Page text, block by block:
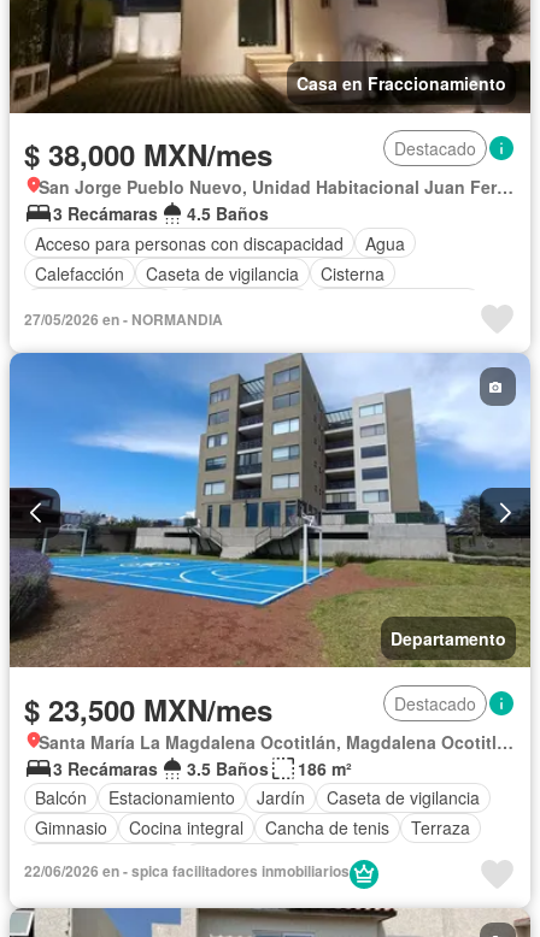
Casa en Fraccionamiento
$ 38,000 MXN/mes
Destacado
San Jorge Pueblo Nuevo, Unidad Habitacional Juan Fernández Albarrán
3 Recámaras
4.5 Baños
Acceso para personas con discapacidad
Agua
Calefacción
Caseta de vigilancia
Cisterna
Cuarto de servicio
Electricidad
Recámara con closet
Sala polivalente
Terraza Zonas verdes
Permite mascotas
Permite niños
27/05/2026 en - NORMANDIA
Departamento
$ 23,500 MXN/mes
Destacado
Santa María La Magdalena Ocotitlán, Magdalena Ocotitlán
3 Recámaras
3.5 Baños
186 m²
Balcón
Estacionamiento Jardín
Caseta de vigilancia
Gimnasio
Cocina integral Cancha de tenis
Terraza
22/06/2026 en - spica facilitadores inmobiliarios